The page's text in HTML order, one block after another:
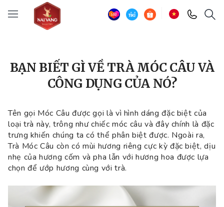
BẠN BIẾT GÌ VỀ TRÀ MÓC CÂU VÀ
CÔNG DỤNG CỦA NÓ?
Tên gọi Móc Câu được gọi là vì hình dáng đặc biệt của
loại trà này, trông như chiếc móc câu và đây chính là đặc
trưng khiến chúng ta có thể phân biệt được. Ngoài ra,
Trà Móc Câu còn có mùi hương riêng cực kỳ đặc biệt, dịu
nhẹ của hương cốm và pha lẫn với hương hoa được lựa
chọn để ướp hương cùng với trà.